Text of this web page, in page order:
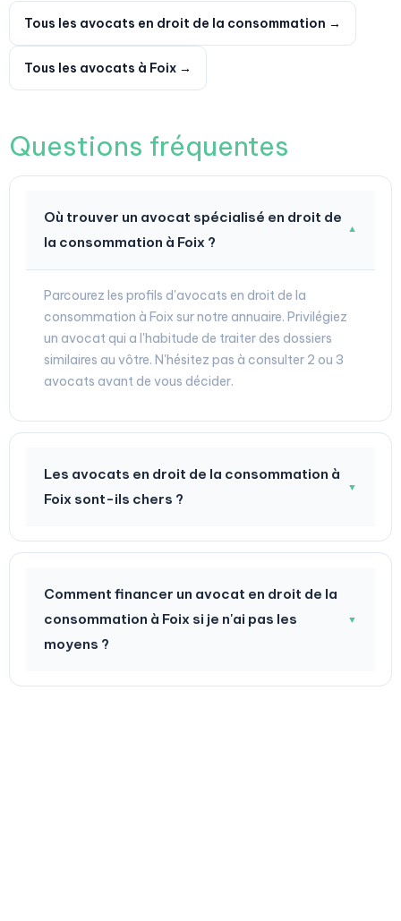
Tous les avocats en droit de la consommation →
Tous les avocats à Foix →
Questions fréquentes
Où trouver un avocat spécialisé en droit de
la consommation à Foix ?
▼
Parcourez les profils d'avocats en droit de la
consommation à Foix sur notre annuaire. Privilégiez
un avocat qui a l'habitude de traiter des dossiers
similaires au vôtre. N'hésitez pas à consulter 2 ou 3
avocats avant de vous décider.
Les avocats en droit de la consommation à
Foix sont-ils chers ?
▼
Comment financer un avocat en droit de la
consommation à Foix si je n'ai pas les
moyens ?
▼